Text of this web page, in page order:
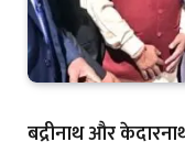
बद्रीनाथ और